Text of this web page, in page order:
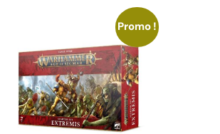
Promo !